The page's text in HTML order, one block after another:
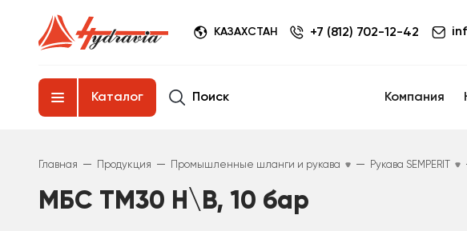
КАЗАХСТАН +7 (812) 702-12-42
Каталог Поиск Компания
Главная — Продукция — Промышленные шланги и рукава — Рукава SEMPERIT
МБС TM30 Н\В, 10 бар